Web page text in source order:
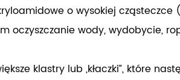
o wysokiej cząsteczce
oczyszczanie wody, wydobycie,
klastry lub „kłaczki”, które